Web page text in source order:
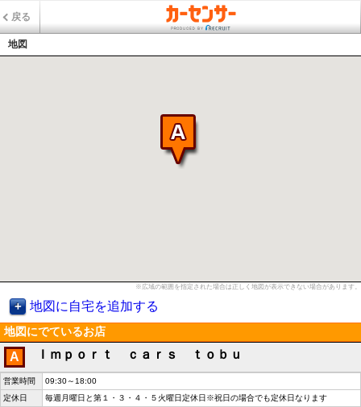
戻る
地図
※広域の範囲を指定された場合は正しく地図が表示できない場合があります。
地図に自宅を追加する
地図にでているお店
A Ｉｍｐｏｒｔ ｃａｒｓ ｔｏｂｕ
営業時間
09:30～18:00
定休日
毎週月曜日と第１・３・４・５火曜日定休日※祝日の場合でも定休日なります